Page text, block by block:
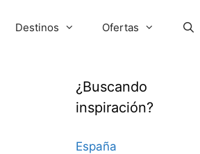
Destinos Ofertas
¿Buscando
inspiración?
España